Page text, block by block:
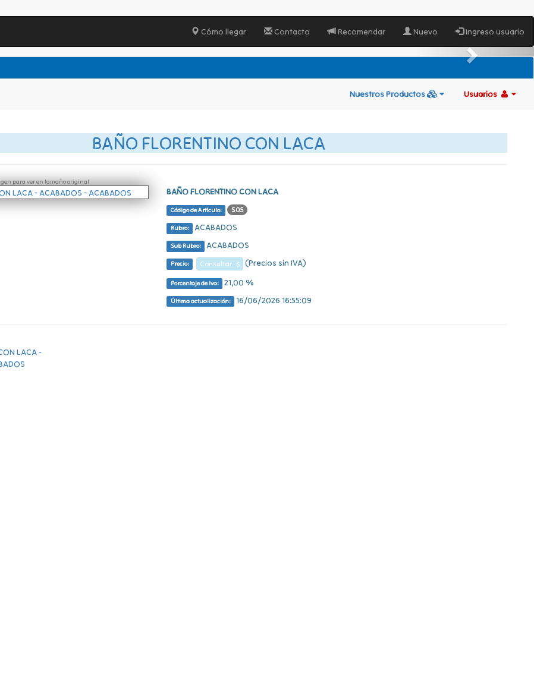
Cómo llegar Contacto Recomendar Nuevo Ingreso usuario
Nuestros Productos Usuarios
BAÑO FLORENTINO CON LACA
para ver en tamaño original
BAÑO FLORENTINO CON LACA
Código de Artículo: S05
Rubro: ACABADOS
Sub Rubro: ACABADOS
Precio: Consultar $ (Precios sin IVA)
Porcentaje de Iva: 21,00 %
Última actualización: 16/06/2026 16:55:09